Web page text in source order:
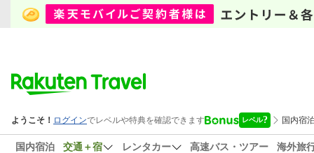
国内宿泊 交通＋宿 レンタカー 高速バス・ツアー 海外旅